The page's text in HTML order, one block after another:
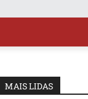
MAIS LIDAS